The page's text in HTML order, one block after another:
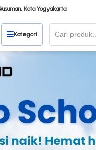
Kota Yogyakarta
Kategori